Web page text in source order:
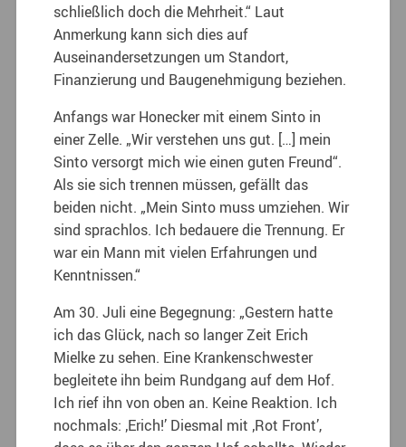
schließlich doch die Mehrheit.“ Laut
Anmerkung kann sich dies auf
Auseinandersetzungen um Standort,
Finanzierung und Baugenehmigung beziehen.
Anfangs war Honecker mit einem Sinto in
einer Zelle. „Wir verstehen uns gut. […] mein
Sinto versorgt mich wie einen guten Freund“.
Als sie sich trennen müssen, gefällt das
beiden nicht. „Mein Sinto muss umziehen. Wir
sind sprachlos. Ich bedauere die Trennung. Er
war ein Mann mit vielen Erfahrungen und
Kenntnissen.“
Am 30. Juli eine Begegnung: „Gestern hatte
ich das Glück, nach so langer Zeit Erich
Mielke zu sehen. Eine Krankenschwester
begleitete ihn beim Rundgang auf dem Hof.
Ich rief ihn von oben an. Keine Reaktion. Ich
nochmals: ‚Erich!’ Diesmal mit ‚Rot Front’,